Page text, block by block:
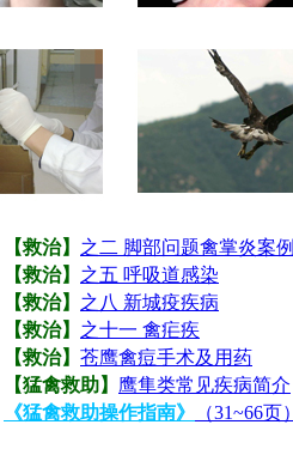
【救治】 之二 脚部问题禽掌炎案例
【救治】 之五 呼吸道感染
【救治】 之八 新城疫疾病
【救治】 之十一 禽疟疾
【救治】 苍鹰禽痘手术及用药
【猛禽救助】 鹰隼类常见疾病简介
《猛禽救助操作指南》 （31~66页）